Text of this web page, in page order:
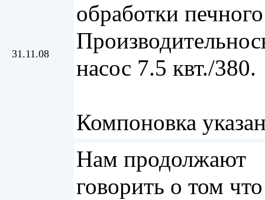
31.11.08
обработки
насос 7.5 квт./380.
Компоновка
Нам продолжают
говорить о том что